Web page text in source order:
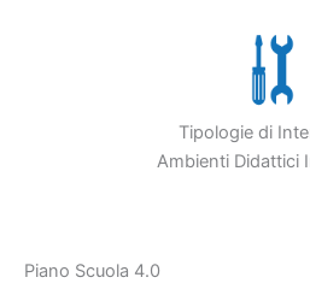
Tipologie di
Ambienti Didattici
Piano Scuola 4.0